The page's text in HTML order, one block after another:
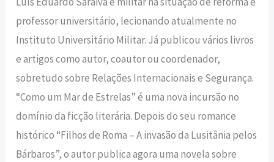
professor universitário, lecionando atualmente no
Instituto Universitário Militar. Já publicou vários livros
e artigos como autor, coautor ou coordenador,
sobretudo sobre Relações Internacionais e Segurança.
“Como um Mar de Estrelas” é uma nova incursão no
domínio da ficção literária. Depois do seu romance
histórico “Filhos de Roma – A invasão da Lusitânia pelos
Bárbaros”, o autor publica agora uma novela sobre